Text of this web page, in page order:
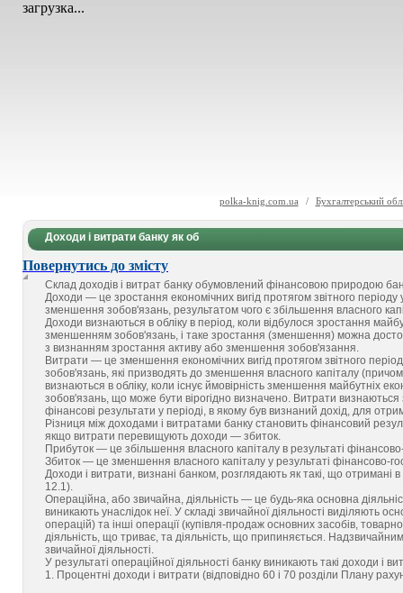
загрузка...
polka-knig.com.ua / Бухгалтерський
Доходи і витрати банку як об
Повернутись до змісту
Склад доходів і витрат банку обумовлений фінансовою природою
Доходи — це зростання економічних вигід протягом звітного періоду
зменшення зобов'язань, результатом чого є збільшення власного
Доходи визнаються в обліку в період, коли відбулося зростання
зменшенням зобов'язань, і таке зростання (зменшення) можна
з визнанням зростання активу або зменшення зобов'язання.
Витрати — це зменшення економічних вигід протягом звітного
зобов'язань, які призводять до зменшення власного капіталу
визнаються в обліку, коли існує ймовірність зменшення майбутніх
зобов'язань, що може бути вірогідно визначено. Витрати
фінансові результати у періоді, в якому був визнаний дохід, для
Різниця між доходами і витратами банку становить фінансовий
якщо витрати перевищують доходи — збиток.
Прибуток — це збільшення власного капіталу в результаті фінансово-
Збиток — це зменшення власного капіталу у результаті фінансово-
Доходи і витрати, визнані банком, розглядають як такі, що отримані в
12.1).
Операційна, або звичайна, діяльність — це будь-яка основна
виникають унаслідок неї. У складі звичайної діяльності виділяють
операцій) та інші операції (купівля-продаж основних засобів,
діяльність, що триває, та діяльність, що припиняється.
звичайної діяльності.
У результаті операційної діяльності банку виникають такі доходи і
1. Процентні доходи і витрати (відповідно 60 і 70 розділи Плану